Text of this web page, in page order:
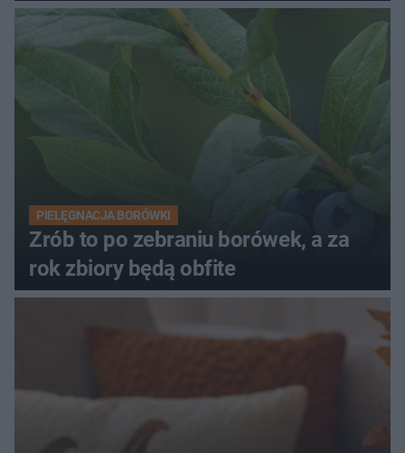
PIELĘGNACJA BORÓWKI
Zrób to po zebraniu borówek, a za
rok zbiory będą obfite